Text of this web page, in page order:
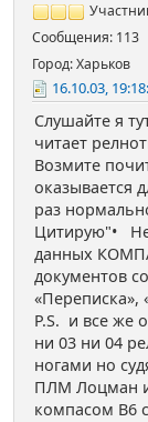
Сообщения: 113
Город: Харьков
16.10.03,
Слушайте я
читает
Возмите
оказывается
раз
Цитирую"• Не
данных
документов
«Переписка»,
P.S. и все же
ни 03 ни 04
ногами но
ПЛМ Лоцман
компасом В6